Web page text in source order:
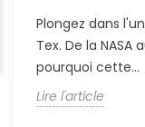
Plongez dans
Tex. De la NASA
pourquoi cette...
Lire l'article